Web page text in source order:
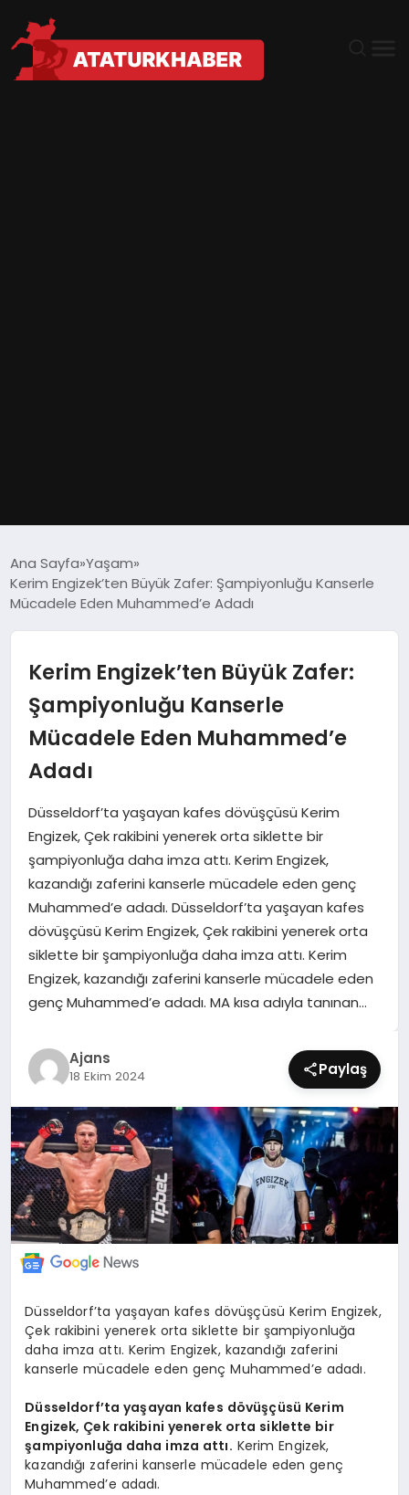
DÜNYA
MAGAZIN
SIYASET
SPOR
TEKNOLOJI
YAŞAM
Ana Sayfa Yaşam
Kerim Engizek’ten Büyük Zafer: Şampiyonluğu Kanserle
Mücadele Eden Muhammed’e Adadı
Kerim Engizek’ten Büyük Zafer:
Şampiyonluğu Kanserle
Mücadele Eden Muhammed’e
Adadı
Düsseldorf’ta yaşayan kafes dövüşçüsü Kerim
Engizek, Çek rakibini yenerek orta siklette bir
şampiyonluğa daha imza attı. Kerim Engizek,
kazandığı zaferini kanserle mücadele eden genç
Muhammed’e adadı. Düsseldorf’ta yaşayan kafes
dövüşçüsü Kerim Engizek, Çek rakibini yenerek orta
siklette bir şampiyonluğa daha imza attı. Kerim
Engizek, kazandığı zaferini kanserle mücadele eden
genç Muhammed’e adadı. MA kısa adıyla tanınan…
Ajans
18 Ekim 2024 Paylaş
Düsseldorf’ta yaşayan kafes dövüşçüsü Kerim Engizek,
Çek rakibini yenerek orta siklette bir şampiyonluğa
daha imza attı. Kerim Engizek, kazandığı zaferini
kanserle mücadele eden genç Muhammed’e adadı.
Düsseldorf’ta yaşayan kafes dövüşçüsü Kerim
Engizek, Çek rakibini yenerek orta siklette bir
şampiyonluğa daha imza attı. Kerim Engizek,
kazandığı zaferini kanserle mücadele eden genç
Muhammed’e adadı.